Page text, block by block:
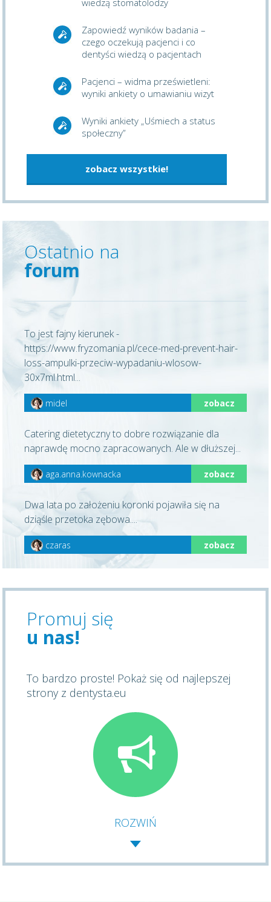
Zapowiedź wyników badania –
czego oczekują pacjenci i co
dentyści wiedzą o pacjentach
Pacjenci – widma prześwietleni:
wyniki ankiety o umawianiu wizyt
Wyniki ankiety „Uśmiech a status
społeczny”
zobacz wszystkie!
Ostatnio na
forum
To jest fajny kierunek -
https://www.fryzomania.pl/cece-med-prevent-hair-
loss-ampulki-przeciw-wypadaniu-wlosow-
30x7ml.html...
midel zobacz
Catering dietetyczny to dobre rozwiązanie dla
naprawdę mocno zapracowanych. Ale w dłuższej...
aga.anna.kownacka zobacz
Dwa lata po założeniu koronki pojawiła się na
dziąśle przetoka zębowa....
czaras zobacz
Promuj się
u nas!
To bardzo proste! Pokaż się od najlepszej
strony z dentysta.eu
ROZWIŃ